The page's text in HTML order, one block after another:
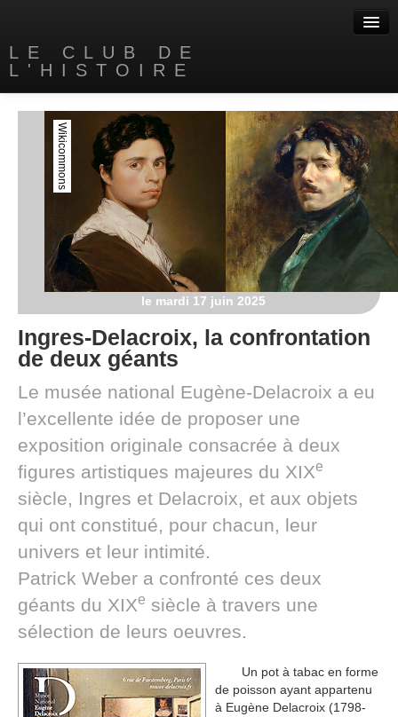
LE CLUB DE
L'HISTOIRE
A propos
Nos livres
Contact
Wikicommons
le mardi 17 juin 2025
Ingres-Delacroix, la confrontation
de deux géants
Le musée national Eugène-Delacroix a eu
l’excellente idée de proposer une
exposition originale consacrée à deux
figures artistiques majeures du XIXe
siècle, Ingres et Delacroix, et aux objets
qui ont constitué, pour chacun, leur
univers et leur intimité.
Patrick Weber a confronté ces deux
géants du XIXe siècle à travers une
sélection de leurs oeuvres.
Un pot à tabac en forme
de poisson ayant appartenu
à Eugène Delacroix (1798-